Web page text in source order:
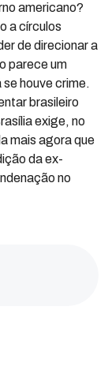
americano?
a círculos
de direcionar a
parece um
houve crime.
brasileiro
exige, no
mais agora que
da ex-
no